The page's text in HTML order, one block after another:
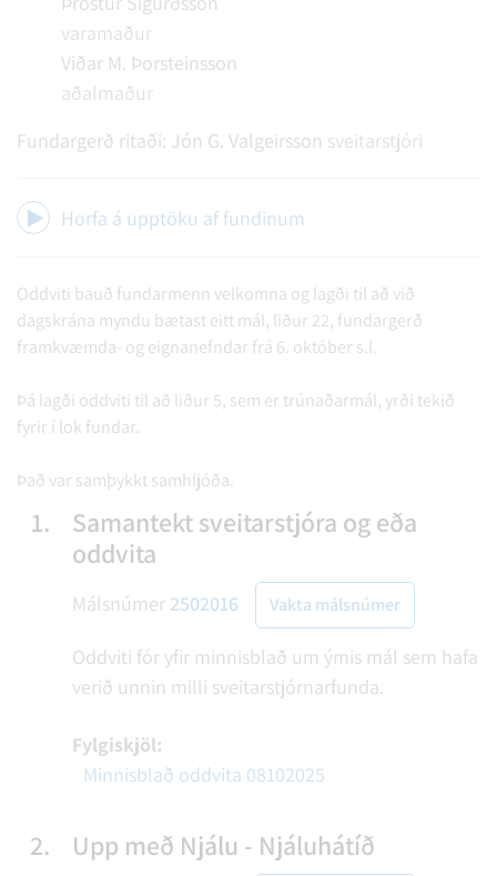
varamaður
Viðar M. Þorsteinsson
aðalmaður
Fundargerð ritaði: Jón G. Valgeirsson sveitarstjóri
Horfa á upptöku af fundinum
Oddviti bauð fundarmenn velkomna og lagði til að við
dagskrána myndu bætast eitt mál, liður 22, fundargerð
framkvæmda- og eignanefndar frá 6. október s.l.
Þá lagði oddviti til að liður 5, sem er trúnaðarmál, yrði tekið
fyrir í lok fundar.
Það var samþykkt samhljóða.
1.
Samantekt sveitarstjóra og eða
oddvita
Málsnúmer 2502016 Vakta málsnúmer
Oddviti fór yfir minnisblað um ýmis mál sem hafa
verið unnin milli sveitarstjórnarfunda.
Fylgiskjöl:
Minnisblað oddvita 08102025
2. Upp með Njálu - Njáluhátíð